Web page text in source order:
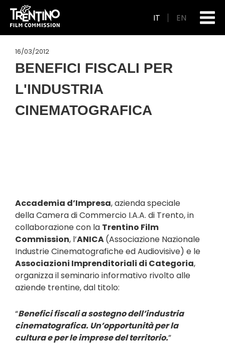
IT EN
16/03/2012
BENEFICI FISCALI PER
L'INDUSTRIA
CINEMATOGRAFICA
Accademia d’Impresa, azienda speciale
dellaCamera di Commercio I.A.A. di Trento, in
collaborazione con la Trentino Film
Commission, l’ANICA(Associazione Nazionale
Industrie Cinematografiche ed Audiovisive) e le
Associazioni Imprenditoriali di Categoria,
organizza il seminario informativo rivolto alle
aziende trentine, dal titolo:
“Benefici fiscali a sostegno dell’industria
cinematografica. Un’opportunità per la
cultura e per le imprese del territorio.”